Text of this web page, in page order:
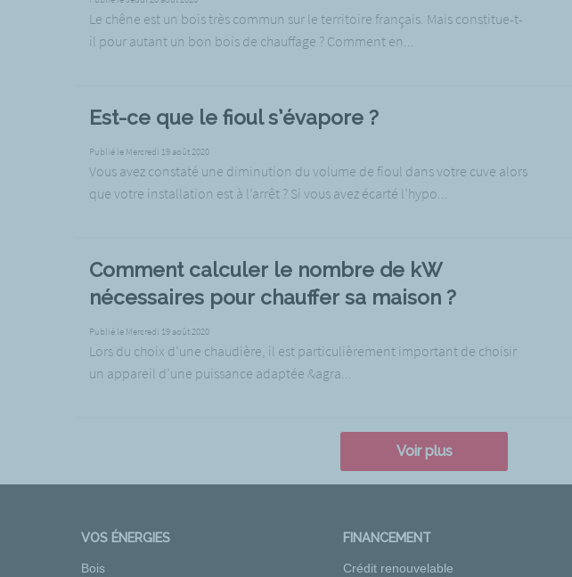
Le chêne est un bois très commun sur le territoire français. Mais constitue-t-
il pour autant un bon bois de chauffage ? Comment en...
Est-ce que le fioul s’évapore ?
Publié le Mercredi 19 août 2020
Vous avez constaté une diminution du volume de fioul dans votre cuve alors
que votre installation est à l’arrêt ? Si vous avez écarté l’hypo...
Comment calculer le nombre de kW
nécessaires pour chauffer sa maison ?
Publié le Mercredi 19 août 2020
Lors du choix d’une chaudière, il est particulièrement important de choisir
un appareil d’une puissance adaptée &agra...
Voir plus
VOS ÉNERGIES
Bois
FINANCEMENT
Crédit renouvelable